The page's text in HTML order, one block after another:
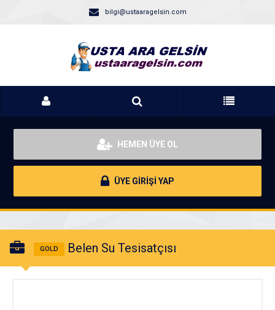
bilgi@ustaaragelsin.com
HEMEN ÜYE OL
ÜYE GİRİŞİ YAP
GOLD Belen Su Tesisatçısı